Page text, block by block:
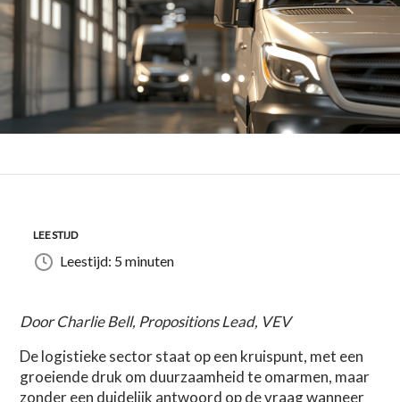
LEESTIJD
Leestijd: 5 minuten
Door Charlie Bell, Propositions Lead, VEV
De logistieke sector staat op een kruispunt, met een
groeiende druk om duurzaamheid te omarmen, maar
zonder een duidelijk antwoord op de vraag wanneer